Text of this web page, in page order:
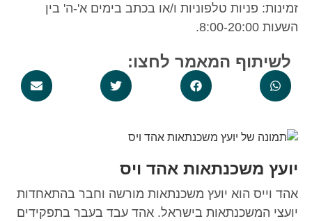
פניות טלפוניות ו/או בכתב בימים א'-ה' בין
המאמר לחצו:
אהד ויס
הוא יועץ משכנתאות מורשה וחבר בהתאחדות
בישראל. אהד עבד בעבר בתפקידים